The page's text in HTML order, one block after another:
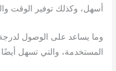
أسهل، وكذلك توفير الوقت
وما يساعد على الوصول
المستخدمة، والتي تسهل